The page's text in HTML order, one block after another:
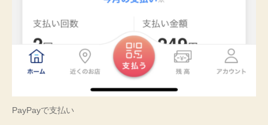
PayPayで支払い